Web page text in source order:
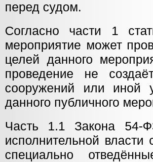
перед судом.
Согласно части 1
мероприятие может
целей данного
проведение не
сооружений или иной
данного публичного
Часть 1.1 Закона 54-
исполнительной
специально